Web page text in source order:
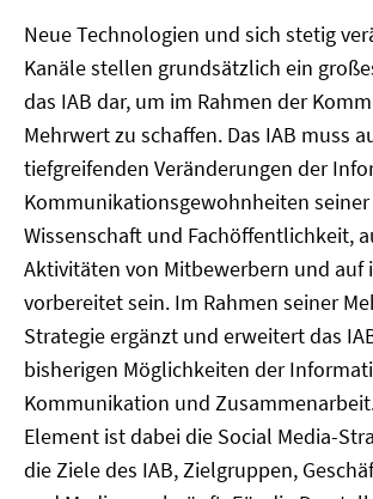
Neue Technologien und sich stetig
Kanäle stellen grundsätzlich ein
das IAB dar, um im Rahmen der
Mehrwert zu schaffen. Das IAB muss
tiefgreifenden Veränderungen der
Kommunikationsgewohnheiten
Wissenschaft und Fachöffentlichkeit,
Aktivitäten von Mitbewerbern und auf
vorbereitet sein. Im Rahmen seiner
Strategie ergänzt und erweitert das
bisherigen Möglichkeiten der
Kommunikation und
Element ist dabei die Social Media-
die Ziele des IAB, Zielgruppen,